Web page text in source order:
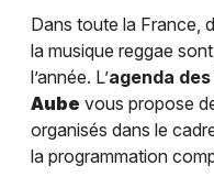
Dans toute la France,
la musique reggae
l’année. L’agenda
Aube vous propose
organisés dans le
la programmation